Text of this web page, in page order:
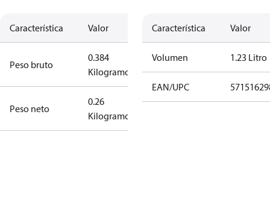
Característica Valor
Peso bruto
0.384
Kilogramo
Peso neto
0.26
Kilogramo
Característica Valor
Volumen 1.23 Litro
EAN/UPC